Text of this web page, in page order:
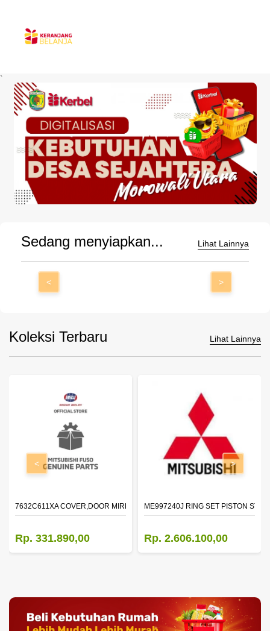
`
Sedang menyiapkan... Lihat Lainnya
< >
Koleksi Terbaru Lihat Lainnya
7632C611XA COVER,DOOR MIRROR,OTR LH
Rp. 331.890,00
ME997240J RING SET PISTON STD
Rp. 2.606.100,00
< >